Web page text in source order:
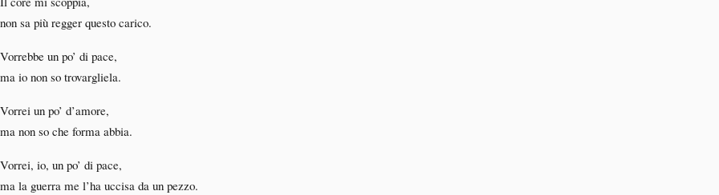
non sa più regger questo carico.
Vorrebbe un po’ di pace,
ma io non so trovargliela.
Vorrei un po’ d’amore,
ma non so che forma abbia.
Vorrei, io, un po’ di pace,
ma la guerra me l’ha uccisa da un pezzo.